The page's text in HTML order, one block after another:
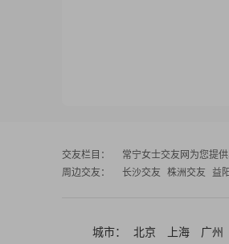
交友栏目： 常宁女士交友网 为您提
周边交友：
长沙交友 株洲交友 益
城市： 北京 上海 广州